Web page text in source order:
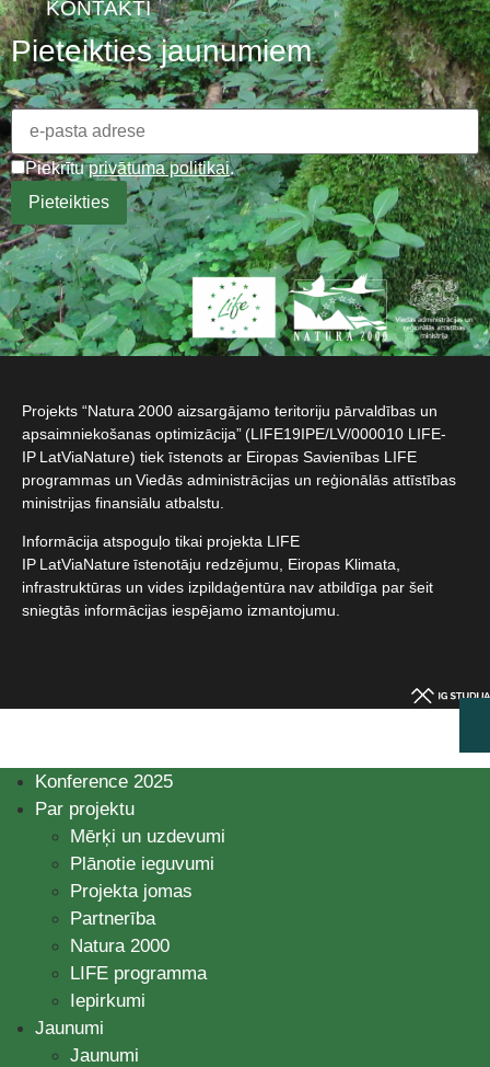
KONTAKTI
Pieteikties jaunumiem
Piekrītuprivātuma politikai.
Projekts “Natura 2000 aizsargājamo teritoriju pārvaldības un
apsaimniekošanas optimizācija” (LIFE19IPE/LV/000010 LIFE-
IP LatViaNature) tiek īstenots ar Eiropas Savienības LIFE
programmas un Viedās administrācijas un reģionālās attīstības
ministrijas finansiālu atbalstu.​
Informācija atspoguļo tikai projekta LIFE
IP LatViaNature īstenotāju redzējumu, Eiropas Klimata,
infrastruktūras un vides izpildaģentūra nav atbildīga par šeit
sniegtās informācijas iespējamo izmantojumu.​
Konference 2025
Par projektu
Mērķi un uzdevumi
Plānotie ieguvumi
Projekta jomas
Partnerība
Natura 2000
LIFE programma
Iepirkumi
Jaunumi
Jaunumi